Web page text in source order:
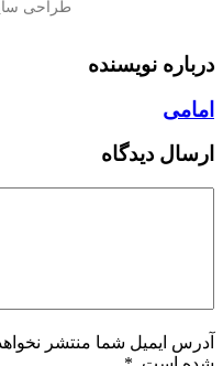
درباره نویسنده
امامی
ارسال دیدگاه
آدرس ایمیل شما منتشر